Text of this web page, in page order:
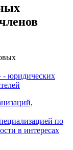
юридических
по
в интересах